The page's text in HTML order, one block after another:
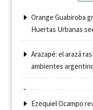
Orange Guabiroba
Huertas Urbanas
Arazapé: el arazá
ambientes
Ezequiel Ocampo